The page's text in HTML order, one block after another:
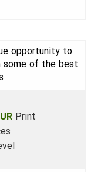
opportunity to
of the best
UR Print